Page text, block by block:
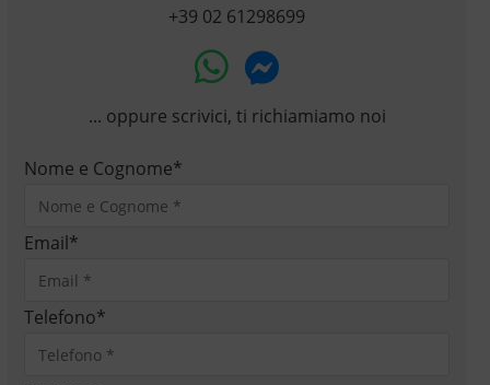
+39 02 61298699
... oppure scrivici, ti richiamiamo noi
Nome e Cognome*
Email*
Telefono*